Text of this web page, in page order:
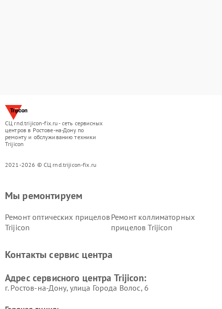
СЦ rnd.trijicon-fix.ru - сеть сервисных
центров в Ростове-на-Дону по
ремонту и обслуживанию техники
Trijicon
2021-2026 © СЦ rnd.trijicon-fix.ru
Мы ремонтируем
Ремонт оптических прицелов
Trijicon
Ремонт коллиматорных
прицелов Trijicon
Контакты сервис центра
Адрес сервисного центра Trijicon:
г. Ростов-на-Дону, улица Города Волос, 6